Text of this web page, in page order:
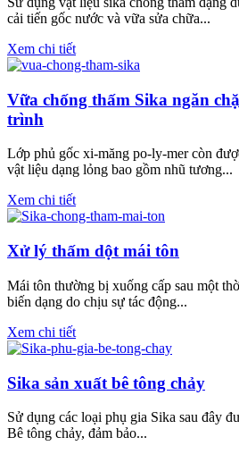
cải tiến gốc nước và vữa sửa chữa...
Xem chi tiết
Vữa chống thấm Sika ngăn
trình
Lớp phủ gốc xi-măng po-ly-mer còn
vật liệu dạng lỏng bao gồm nhũ tương...
Xem chi tiết
Xử lý thấm dột mái tôn
Mái tôn thường bị xuống cấp sau một
biến dạng do chịu sự tác động...
Xem chi tiết
Sika sản xuất bê tông chảy
Sử dụng các loại phụ gia Sika sau đây
Bê tông chảy, đảm bảo...